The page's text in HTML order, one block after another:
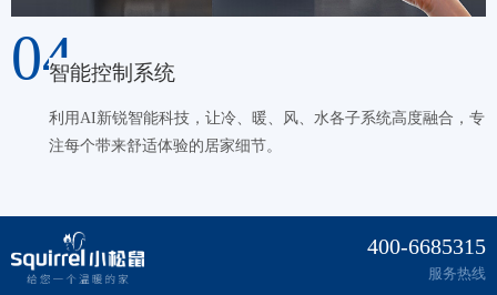
04智能控制系统
利用AI新锐智能科技，让冷、暖、风、水各子系统高度融合，专
注每个带来舒适体验的居家细节。
400-6685315
服务热线